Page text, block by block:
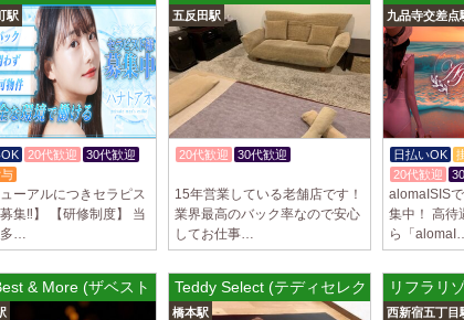
2025/03/28
デビルキ
24時間営
室待機でゆ
意して…
駅
20代歓迎
30代歓迎
ューアルにつきセラピス
集‼︎】 【研修制度】 当
多…
五反田駅
20代歓迎
30代歓迎
15年営業している老舗店です！
業界最高のバック率なので安心
してお仕事…
九品寺交差点
日払いOK
20代歓迎
alomaISIS
集中！ 高待
ら「
& More (ザベストアンドモア) 虎ノ門ルーム
Teddy Select (テディセレクト) 橋本ルー
橋本駅
リフラリ
西新宿五丁目